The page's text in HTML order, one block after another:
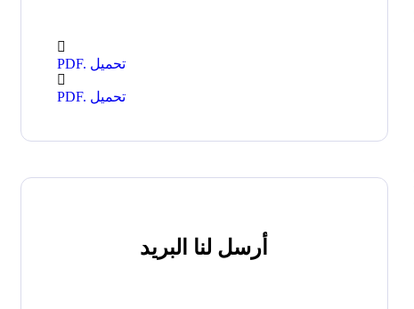
PDF. تحميل
PDF. تحميل
أرسل لنا البريد